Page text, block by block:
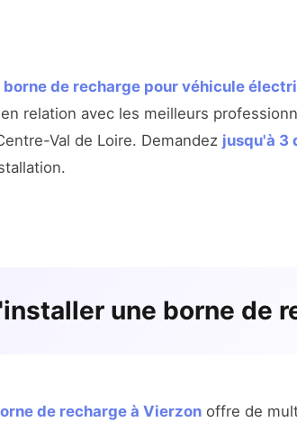
borne de recharge pour véhicule
relation avec les meilleurs
Val de Loire. Demandez jusqu'à 3
une borne de
de recharge à Vierzon offre de